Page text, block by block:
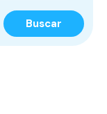
Buscar